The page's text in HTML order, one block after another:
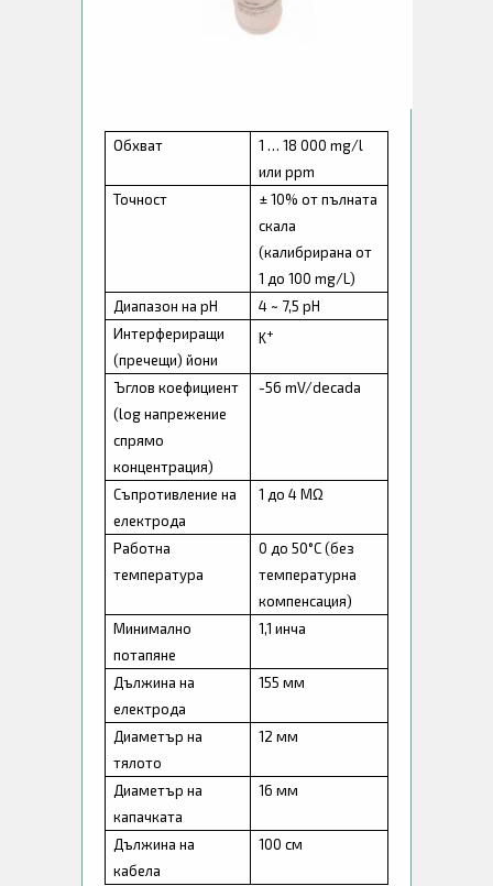
Обхват
1 … 18 000 mg/l
или ppm
Точност
± 10% от пълната
скала
(калибрирана от
1 до 100 mg/L)
Диапазон на рН
4 ~ 7,5 рН
Интерфериращи
(пречещи) йони
K+
Ъглов коефициент
(log напрежение
спрямо
концентрация)
-56 mV/decada
Съпротивление на
електрода
1 до 4 MΩ
Работна
температура
0 до 50°C (без
температурна
компенсация)
Минимално
потапяне
1,1 инча
Дължина на
електрода
155 мм
Диаметър на
тялото
12 мм
Диаметър на
капачката
16 мм
Дължина на
кабела
100 см